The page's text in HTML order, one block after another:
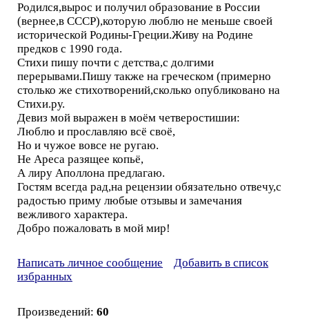
Родился,вырос и получил образование в России
(вернее,в СССР),которую люблю не меньше своей
исторической Родины-Греции.Живу на Родине
предков с 1990 года.
Стихи пишу почти с детства,с долгими
перерывами.Пишу также на греческом (примерно
столько же стихотворений,сколько опубликовано на
Стихи.ру.
Девиз мой выражен в моём четверостишии:
Люблю и прославляю всё своё,
Но и чужое вовсе не ругаю.
Не Ареса разящее копьё,
А лиру Аполлона предлагаю.
Гостям всегда рад,на рецензии обязательно отвечу,с
радостью приму любые отзывы и замечания
вежливого характера.
Добро пожаловать в мой мир!
Написать личное сообщение
Добавить в список
избранных
Произведений: 60